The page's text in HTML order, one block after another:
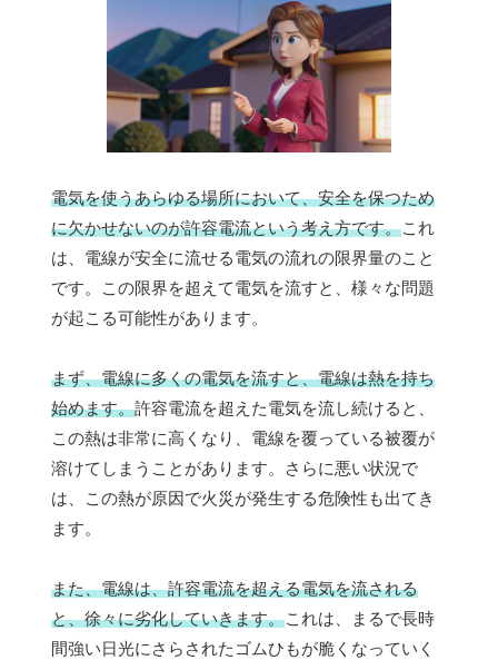
電気を使うあらゆる場所において、安全を保つため
に欠かせないのが許容電流という考え方です。これ
は、電線が安全に流せる電気の流れの限界量のこと
です。この限界を超えて電気を流すと、様々な問題
が起こる可能性があります。
まず、電線に多くの電気を流すと、電線は熱を持ち
始めます。許容電流を超えた電気を流し続けると、
この熱は非常に高くなり、電線を覆っている被覆が
溶けてしまうことがあります。さらに悪い状況で
は、この熱が原因で火災が発生する危険性も出てき
ます。
また、電線は、許容電流を超える電気を流される
と、徐々に劣化していきます。これは、まるで長時
間強い日光にさらされたゴムひもが脆くなっていく